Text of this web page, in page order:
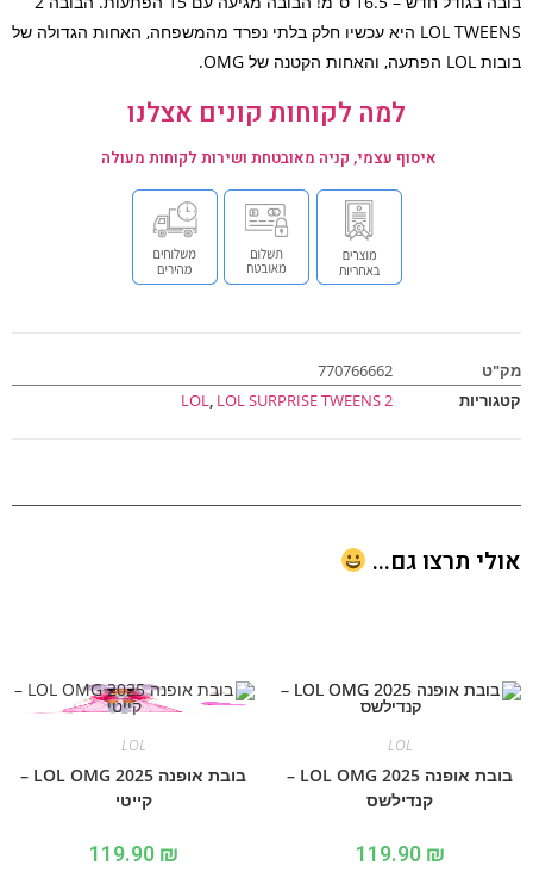
LOL היא עכשיו חלק בלתי נפרד מהמשפחה, האחות הגדולה של
LOL הפתעה, והאחות הקטנה שלOMG
.
למה לקוחות קונים אצלנו
איסוף עצמי, קניה מאובטחת ושירות לקוחות מעולה
770766662
LOL,LOL SURPRISE TWEENS 2
תרצו גם...
בובת אופנה 2025 LOL OMG –
קנדילשס
119.90
בובת אופנה 2025 LOL OMG –
קייטי
119.90